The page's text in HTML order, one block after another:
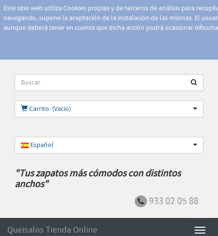
Este sitio web utiliza Cookies propias y de terceros de análisis para
navegando, supone la aceptación de la instalación de las mismas. El
aunque deberá tener en cuenta que dicha acción podrá ocasionar
Carrito: (Vacío)
Español
"Tus zapatos más cómodos con distintos
anchos"
933 02 05 88
Queisalos Tienda Online